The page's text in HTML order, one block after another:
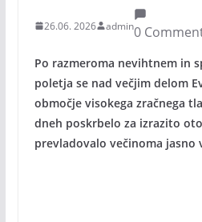
26.06. 2026 admin0
Po razmeroma nevihtnem in
poletja se nad večjim delom
območje visokega zračnega
dneh poskrbelo za izrazito
prevladovalo večinoma jasno